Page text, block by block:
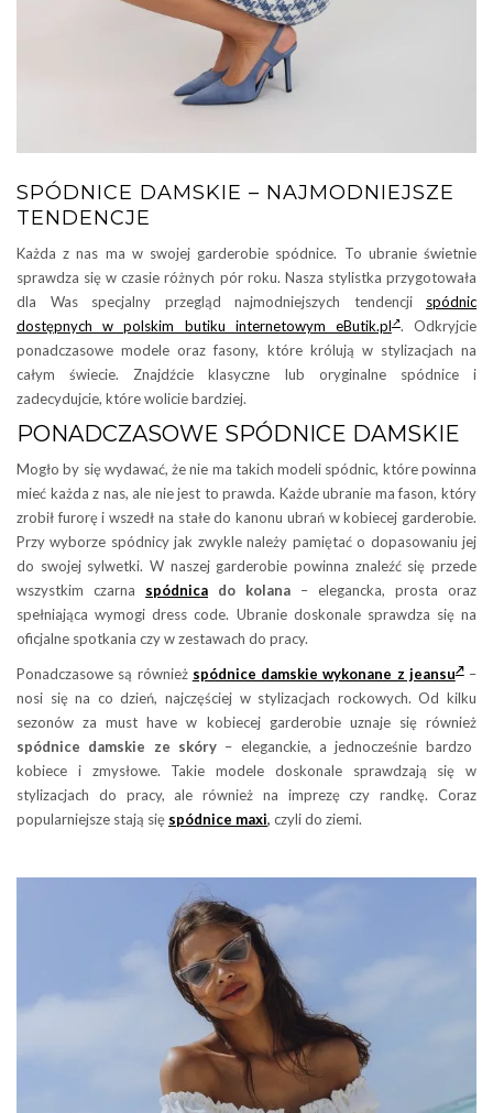
SPÓDNICE DAMSKIE – NAJMODNIEJSZE
TENDENCJE
Każda z nas ma w swojej garderobie spódnice. To ubranie świetnie
sprawdza się w czasie różnych pór roku. Nasza stylistka przygotowała
dla Was specjalny przegląd najmodniejszych tendencji spódnic
dostępnych w polskim butiku internetowym eButik.pl . Odkryjcie
ponadczasowe modele oraz fasony, które królują w stylizacjach na
całym świecie. Znajdźcie klasyczne lub oryginalne spódnice i
zadecydujcie, które wolicie bardziej.
PONADCZASOWE SPÓDNICE DAMSKIE
Mogło by się wydawać, że nie ma takich modeli spódnic, które powinna
mieć każda z nas, ale nie jest to prawda. Każde ubranie ma fason, który
zrobił furorę i wszedł na stałe do kanonu ubrań w kobiecej garderobie.
Przy wyborze spódnicy jak zwykle należy pamiętać o dopasowaniu jej
do swojej sylwetki. W naszej garderobie powinna znaleźć się przede
wszystkim czarna spódnica do kolana – elegancka, prosta oraz
spełniająca wymogi dress code. Ubranie doskonale sprawdza się na
oficjalne spotkania czy w zestawach do pracy.
Ponadczasowe są również spódnice damskie wykonane z jeansu –
nosi się na co dzień, najczęściej w stylizacjach rockowych. Od kilku
sezonów za must have w kobiecej garderobie uznaje się również
spódnice damskie ze skóry – eleganckie, a jednocześnie bardzo
kobiece i zmysłowe. Takie modele doskonale sprawdzają się w
stylizacjach do pracy, ale również na imprezę czy randkę. Coraz
popularniejsze stają się spódnice maxi, czyli do ziemi.